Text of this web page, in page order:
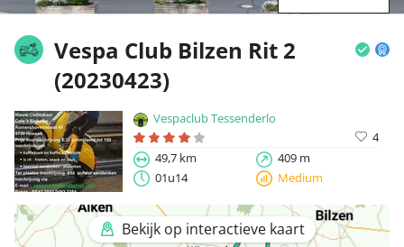
Vespa Club Bilzen Rit 2
(20230423)
Vespaclub Tessenderlo
4
49,7 km
409 m
01u14
Medium
Bekijk op interactieve kaart